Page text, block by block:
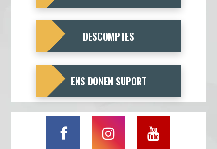
DESCOMPTES
ENS DONEN SUPORT